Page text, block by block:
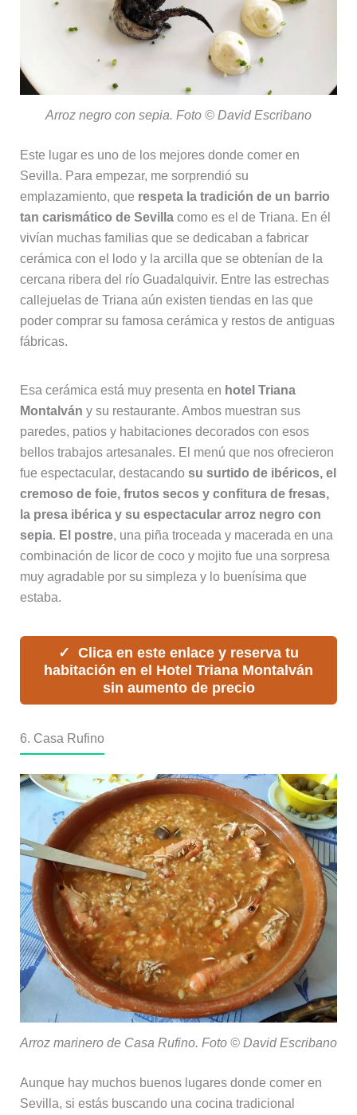
Arroz negro con sepia. Foto © David Escribano
Este lugar es uno de los mejores donde comer en
Sevilla. Para empezar, me sorprendió su
emplazamiento, que respeta la tradición de un barrio
tan carismático de Sevillacomo es el de Triana. En él
vivían muchas familias que se dedicaban a fabricar
cerámica con el lodo y la arcilla que se obtenían de la
cercana ribera del río Guadalquivir. Entre las estrechas
callejuelas de Triana aún existen tiendas en las que
poder comprar su famosa cerámica y restos de antiguas
fábricas.
Esa cerámica está muy presenta en hotel Triana
Montalván y su restaurante. Ambos muestran sus
paredes, patios y habitaciones decorados con esos
bellos trabajos artesanales. El menú que nos ofrecieron
fue espectacular, destacando su surtido de ibéricos, el
cremoso de foie, frutos secos y confitura de fresas,
la presa ibérica y su espectacular arroz negro con
sepia. El postre, una piña troceada y macerada en una
combinación de licor de coco y mojito fue una sorpresa
muy agradable por su simpleza y lo buenísima que
estaba.
Clica en este enlace y reserva tu
habitación en el Hotel Triana Montalván
sin aumento de precio
6. Casa Rufino
Arroz marinero de Casa Rufino. Foto © David Escribano
Aunque hay muchos buenos lugares donde comer en
Sevilla, si estás buscando una cocina tradicional